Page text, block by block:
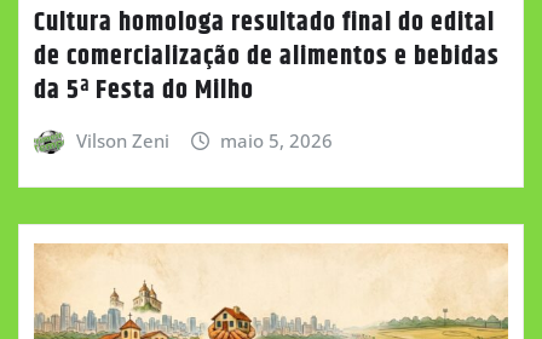
Cultura homologa resultado final do edital
de comercialização de alimentos e bebidas
da 5ª Festa do Milho
Vilson Zeni maio 5, 2026